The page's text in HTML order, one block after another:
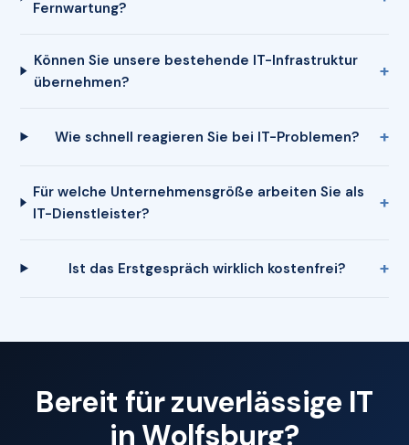
Fernwartung?
Können Sie unsere bestehende IT-Infrastruktur
übernehmen?
Wie schnell reagieren Sie bei IT-Problemen?
Für welche Unternehmensgröße arbeiten Sie als
IT-Dienstleister?
Ist das Erstgespräch wirklich kostenfrei?
Bereit für zuverlässige IT
in Wolfsburg?